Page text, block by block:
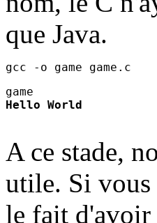
que Java.
Hello World
A ce stade,
utile. Si vous
le fait d'avoir